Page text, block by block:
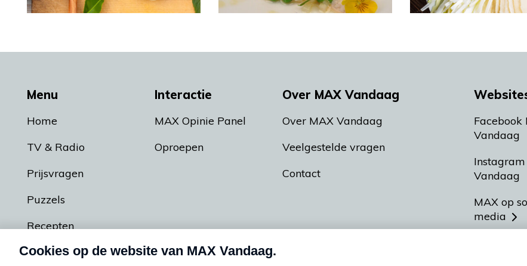
Menu
Home
TV & Radio
Prijsvragen
Puzzels
Recepten
Podcasts
Interactie
MAX Opinie Panel
Oproepen
Over MAX Vandaag
Over MAX Vandaag
Veelgestelde vragen
Contact
Facebook
Vandaag
Vandaag
MAX op
media